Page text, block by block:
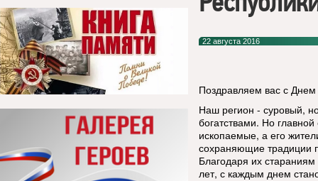
22 августа 2016
Поздравляем вас с Днем
Наш регион - суровый,
богатствами. Но
ископаемые, а его
сохраняющие традиции
Благодаря их
лет, с каждым днем